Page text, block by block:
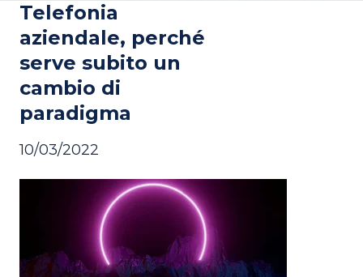
Telefonia
aziendale, perché
serve subito un
cambio di
paradigma
10/03/2022